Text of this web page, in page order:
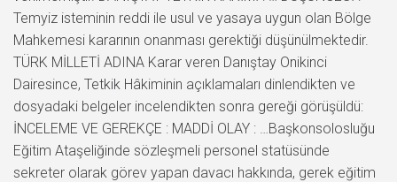
Temyiz isteminin reddi ile usul ve yasaya uygun olan Bölge
Mahkemesi kararının onanması gerektiği düşünülmektedir.
TÜRK MİLLETİ ADINA Karar veren Danıştay Onikinci
Dairesince, Tetkik Hâkiminin açıklamaları dinlendikten ve
dosyadaki belgeler incelendikten sonra gereği görüşüldü:
İNCELEME VE GEREKÇE : MADDİ OLAY : …Başkonsolosluğu
Eğitim Ataşeliğinde sözleşmeli personel statüsünde
sekreter olarak görev yapan davacı hakkında, gerek eğitim